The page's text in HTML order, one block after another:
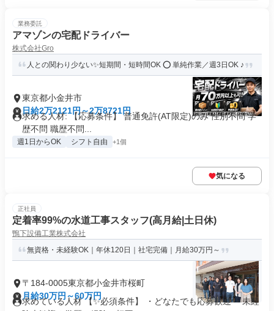
業務委託
アマゾンの宅配ドライバー
株式会社Gro
人との関わり少ない✨短期間・短時間OK ⭕️ 単純作業／週3日OK ♪
東京都小金井市
日給2万2121円～2万8721円
求める人材: 【応募条件】 普通免許(AT限定)のみ 性別不問 学
歴不問 職歴不問...
週1日からOK シフト自由 +1個
気になる
正社員
定着率99%の水道工事スタッフ(高月給|土日休)
鴨下設備工業株式会社
無資格・未経験OK｜年休120日｜社宅完備｜月給30万円～
〒184-0005東京都小金井市桜町
月給30万円～60万円
求めている人材 【✨必須条件】 ・どなたでも応募歓迎 ・未経